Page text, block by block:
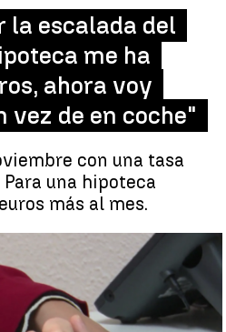
la escalada del
me ha
ahora voy
vez de en coche"
con una tasa
Para una hipoteca
más al mes.
con una tasa mensual del 2,82% |
Antena 3 Noticias